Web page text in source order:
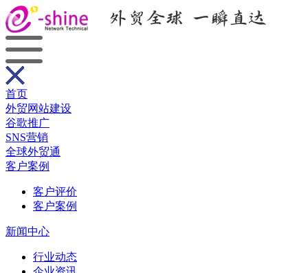
首页
外贸网站建设
谷歌推广
SNS营销
全球外贸通
客户案例
客户评价
客户案例
新闻中心
行业动态